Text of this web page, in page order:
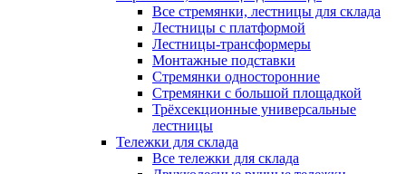
Все стремянки, лестницы для склада
Лестницы с платформой
Лестницы-трансформеры
Монтажные подставки
Стремянки односторонние
Стремянки с большой площадкой
Трёхсекционные универсальные
лестницы
Тележки для склада
Все тележки для склада